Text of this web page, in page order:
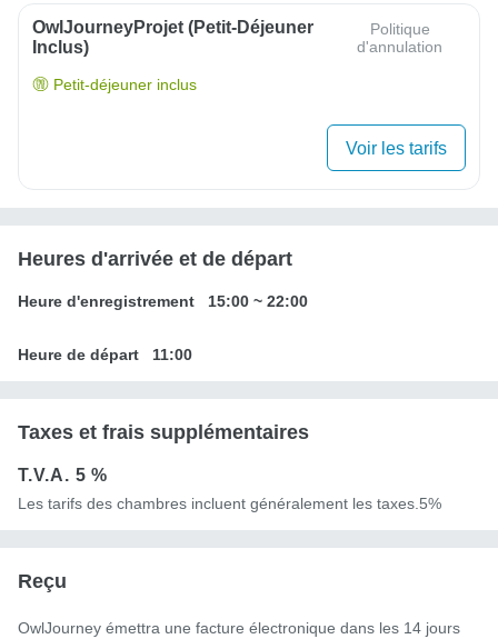
OwlJourneyProjet (petit-Déjeuner
Inclus)
Politique
d'annulation
Petit-déjeuner inclus
Voir les tarifs
Heures d'arrivée et de départ
Heure d'enregistrement 15:00 ~ 22:00
Heure de départ 11:00
Taxes et frais supplémentaires
T.V.A. 5 %
Les tarifs des chambres incluent généralement les taxes.5%
Reçu
OwlJourney émettra une facture électronique dans les 14 jours